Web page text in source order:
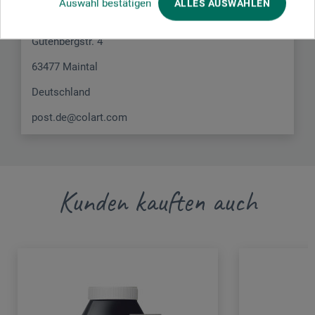
Auswahl bestätigen ALLES AUSWÄHLEN
Colart Northern Europe GmbH
Gutenbergstr. 4
63477 Maintal
Deutschland
post.de@colart.com
Kunden kauften auch